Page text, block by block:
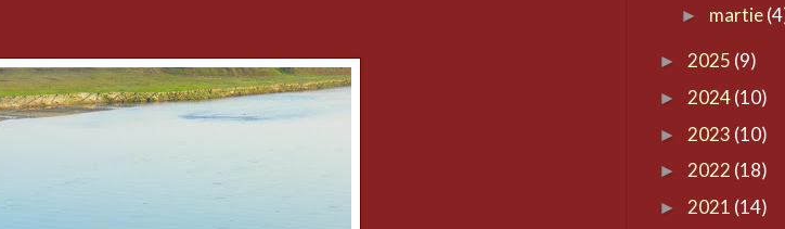
► martie
► 2025 (9)
► 2024(10)
► 2023 (10)
► 2022 (18)
► 2021 (14)